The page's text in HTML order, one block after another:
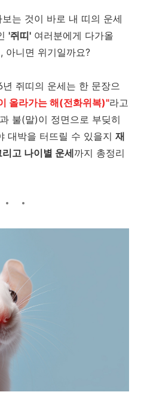
는 것이 바로 내 띠의 운세
'쥐띠' 여러분에게 다가올
아니면 위기일까요?
쥐띠의 운세는 한 문장으
올라가는 해(전화위복)"라고
불(말)이 정면으로 부딪히
대박을 터뜨릴 수 있을지 재
고 나이별 운세까지 총정리